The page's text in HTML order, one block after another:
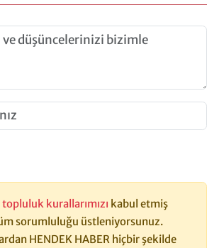
topluluk kurallarımızı kabul etmiş
sorumluluğu üstleniyorsunuz.
HENDEK HABER hiçbir şekilde